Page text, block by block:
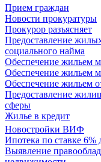
Прием граждан
Новости прокуратуры
Прокурор разъясняет
Предоставление
социального найма
Обеспечение жильем
Обеспечение жильем
Обеспечение жильем
Предоставление
сферы
Жилье в кредит
Новостройки ВИФ
Ипотека по ставке
Выявление